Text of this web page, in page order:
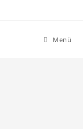
Menü